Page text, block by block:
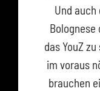
Und
das YouZ
im voraus
brauchen